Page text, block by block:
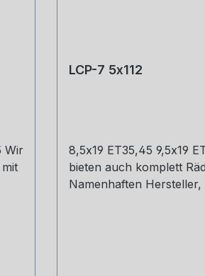
Wir
LCP-7 5x112
8,5x19 ET35,45 9,5x19
bieten auch komplett
Namenhaften Hersteller,